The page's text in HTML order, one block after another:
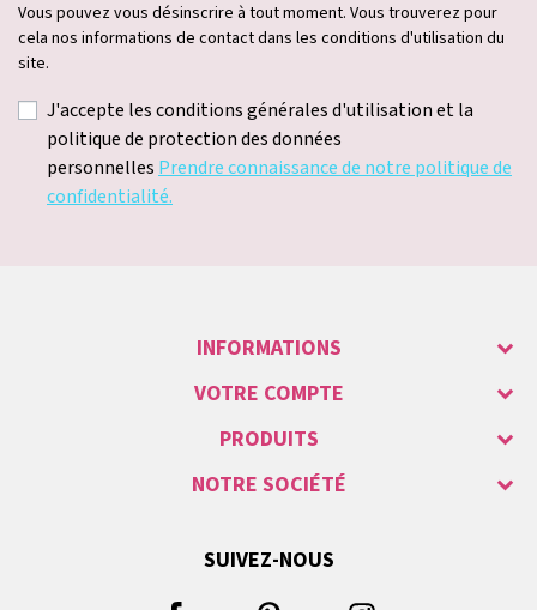
Vous pouvez vous désinscrire à tout moment. Vous trouverez pour
cela nos informations de contact dans les conditions d'utilisation du
site.
J'accepte les conditions générales d'utilisation et la
politique de protection des données
personnelles Prendre connaissance de notre politique de
confidentialité.
INFORMATIONS
VOTRE COMPTE
PRODUITS
NOTRE SOCIÉTÉ
SUIVEZ-NOUS